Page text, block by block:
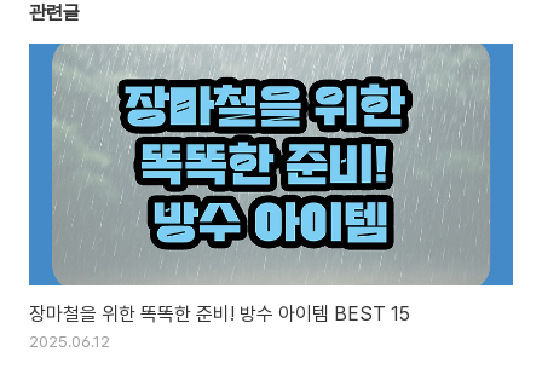
관련글
장마철을 위한 똑똑한 준비! 방수 아이템 BEST 15
2025.06.12